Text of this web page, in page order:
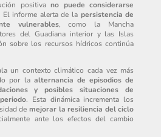
positivano puede considerarse
El informe alerta de la persistencia de
vulnerables, como la Mancha
del Guadiana interior y las Islas
sobre los recursos hídricos continúa
un contexto climático cada vez más
por la alternancia de episodios de
y posibles situaciones de
. Esta dinámica incrementa los
demejorar la resiliencia del ciclo
ante los efectos del cambio